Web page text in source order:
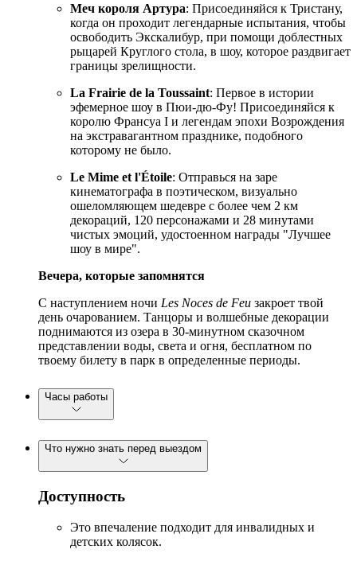
Меч короля Артура: Присоединяйся к Тристану,
когда он проходит легендарные испытания, чтобы
освободить Экскалибур, при помощи доблестных
рыцарей Круглого стола, в шоу, которое раздвигает
границы зрелищности.
La Frairie de la Toussaint: Первое в истории
эфемерное шоу в Пюи-дю-Фу! Присоединяйся к
королю Франсуа I и легендам эпохи Возрождения
на экстравагантном празднике, подобного
которому не было.
Le Mime et l'Étoile: Отправься на заре
кинематографа в поэтическом, визуально
ошеломляющем шедевре с более чем 2 км
декораций, 120 персонажами и 28 минутами
чистых эмоций, удостоенном награды "Лучшее
шоу в мире".
Вечера, которые запомнятся
С наступлением ночи Les Noces de Feu закроет твой
день очарованием. Танцоры и волшебные декорации
поднимаются из озера в 30-минутном сказочном
представлении воды, света и огня, бесплатном по
твоему билету в парк в определенные периоды.
Часы работы
Что нужно знать перед выездом
Доступность
Это впечаление подходит для инвалидных и
детских колясок.